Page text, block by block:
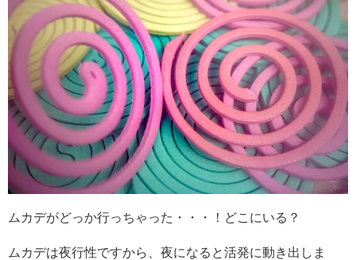
ムカデがどっか行っちゃった・・・！どこにいる？
ムカデは夜行性ですから、夜になると活発に動き出しま